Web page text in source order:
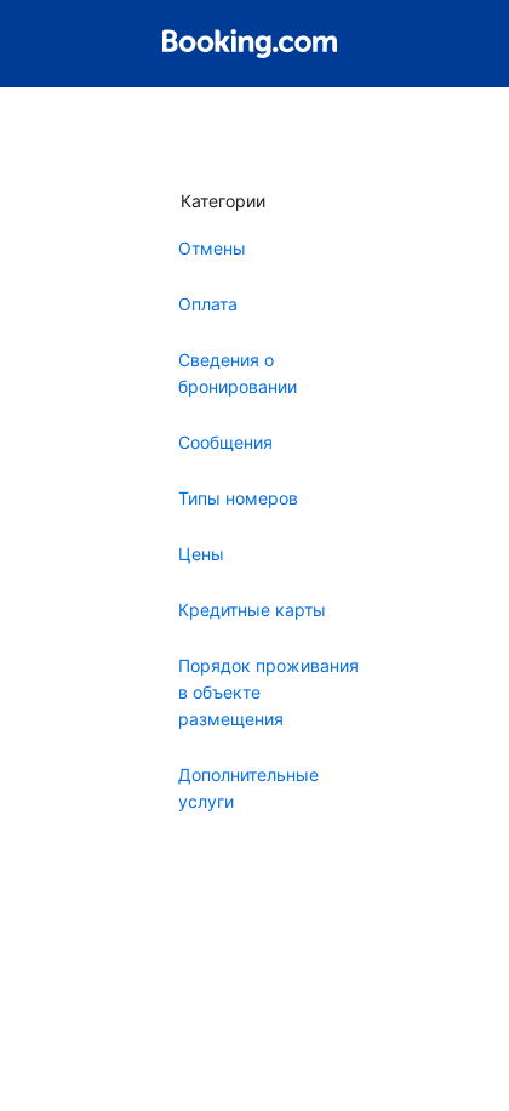
Категории
Отмены
Оплата
Сведения о
бронировании
Сообщения
Типы номеров
Цены
Кредитные карты
Порядок проживания
в объекте
размещения
Дополнительные
услуги